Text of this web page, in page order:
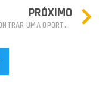
PRÓXIMO
COMO ENCONTRAR UMA OPORTUNIDADE IMOBILIÁRIA EM BALNEÁRIO CAMBORIÚ DE APARTAMENTO À VENDA?